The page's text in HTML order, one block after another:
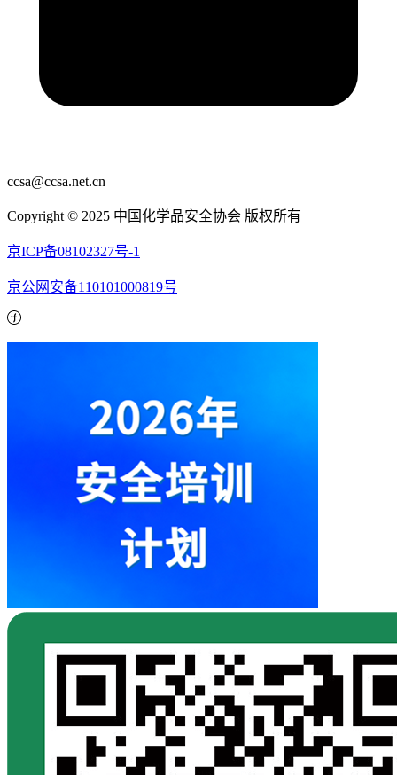
ccsa@ccsa.net.cn
Copyright © 2025 中国化学品安全协会 版权所有
京ICP备08102327号-1
京公网安备110101000819号